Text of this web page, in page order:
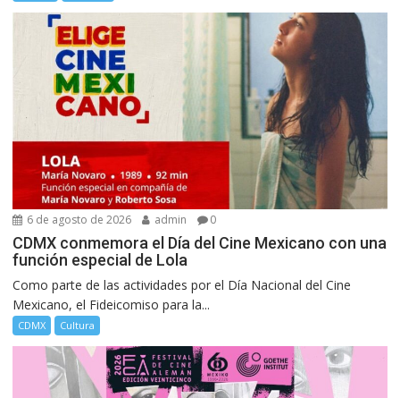
6 de agosto de 2026 admin 0
CDMX conmemora el Día del Cine Mexicano con una
función especial de Lola
Como parte de las actividades por el Día Nacional del Cine
Mexicano, el Fideicomiso para la...
CDMX Cultura